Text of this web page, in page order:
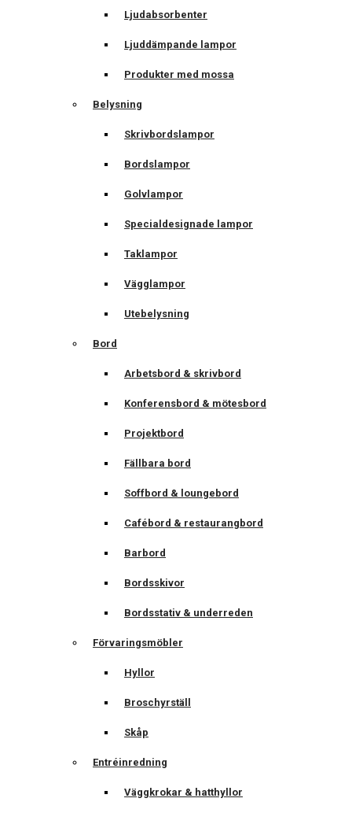
Ljudabsorbenter
Ljuddämpande lampor
Produkter med mossa
Belysning
Skrivbordslampor
Bordslampor
Golvlampor
Specialdesignade lampor
Taklampor
Vägglampor
Utebelysning
Bord
Arbetsbord & skrivbord
Konferensbord & mötesbord
Projektbord
Fällbara bord
Soffbord & loungebord
Cafébord & restaurangbord
Barbord
Bordsskivor
Bordsstativ & underreden
Förvaringsmöbler
Hyllor
Broschyrställ
Skåp
Entréinredning
Väggkrokar & hatthyllor